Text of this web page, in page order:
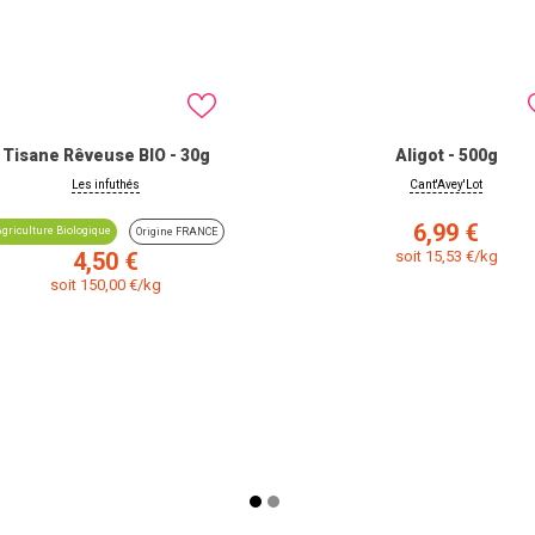
Tisane Rêveuse BIO - 30g
Les infuthés
Biologique Origine FRANCE
Prix
4,50 €
soit 150,00 €/kg
Aligot - 500g
Cant'Avey'Lot
Prix
6,99 €
soit 15,53 €/kg